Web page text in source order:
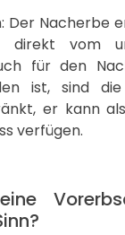
Der Nacherbe
direkt vom
für den
ist, sind
er kann
verfügen.